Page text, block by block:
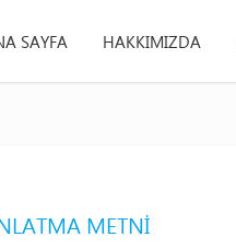
SAYFA HAKKIMIZDA
METNİ